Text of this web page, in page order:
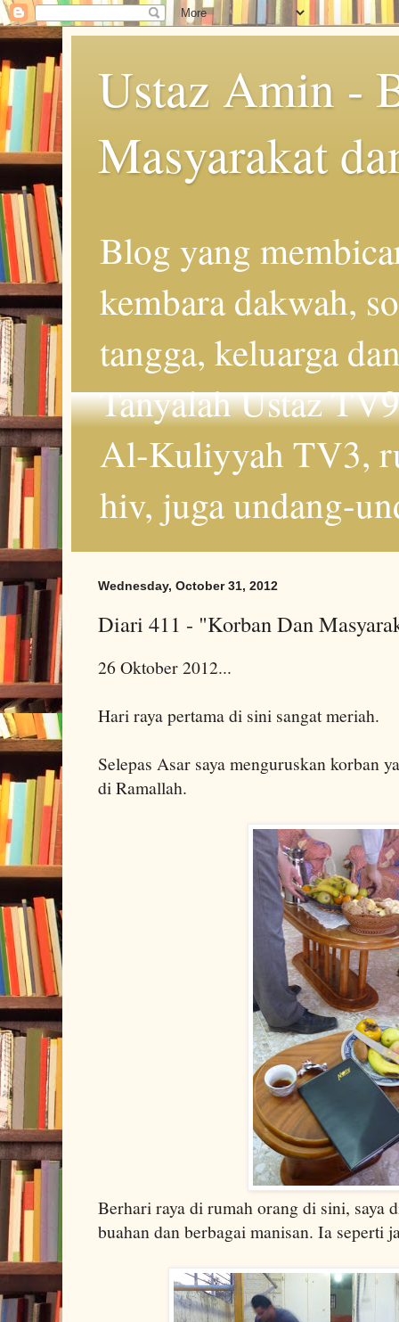
Ustaz Amin -
Masyarakat
Blog yang
kembara dakwah,
tangga, keluarga
Tanyalah Ustaz
Al-Kuliyyah TV3,
hiv, juga undang-
Wednesday, October 31, 2012
Diari 411 - "Korban Dan
26 Oktober 2012...
Hari raya pertama di sini sangat meriah.
Selepas Asar saya menguruskan korban
di Ramallah.
Berhari raya di rumah orang di sini, saya
buahan dan berbagai manisan. Ia